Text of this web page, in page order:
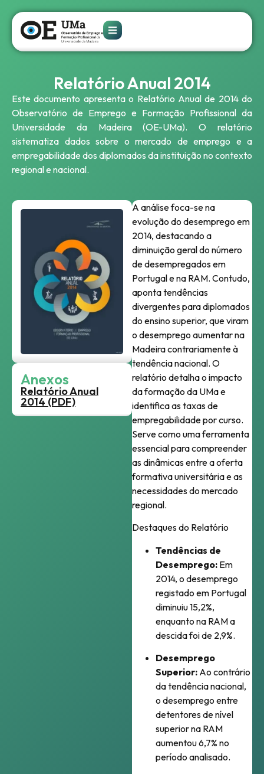
Relatório Anual 2014
Este documento apresenta o Relatório Anual de 2014 do
Observatório de Emprego e Formação Profissional da
Universidade da Madeira (OE-UMa). O relatório
sistematiza dados sobre o mercado de emprego e a
empregabilidade dos diplomados da instituição no contexto
regional e nacional.
Anexos
Relatório Anual
2014 (PDF)
A análise foca-se na
evolução do desemprego em
2014, destacando a
diminuição geral do número
de desempregados em
Portugal e na RAM. Contudo,
aponta tendências
divergentes para diplomados
do ensino superior, que viram
o desemprego aumentar na
Madeira contrariamente à
tendência nacional. O
relatório detalha o impacto
da formação da UMa e
identifica as taxas de
empregabilidade por curso.
Serve como uma ferramenta
essencial para compreender
as dinâmicas entre a oferta
formativa universitária e as
necessidades do mercado
regional.
Destaques do Relatório
Tendências de
Desemprego: Em
2014, o desemprego
registado em Portugal
diminuiu 15,2%,
enquanto na RAM a
descida foi de 2,9%.
Desemprego
Superior: Ao contrário
da tendência nacional,
o desemprego entre
detentores de nível
superior na RAM
aumentou 6,7% no
período analisado.